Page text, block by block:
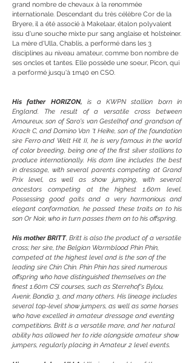
grand nombre de chevaux à la renommée
internationale. Descendant du très célèbre Cor de la
Bryere, il a été associé à Makelaar, étalon polyvalent
issu d'une souche mixte pur sang anglaise et holsteiner.
La mère d'Ulla, Chablis, a performé dans les 3
disciplines au niveau amateur, comme bon nombre de
ses oncles et tantes. Elle possède une soeur, Picon, qui
a performé jusqu'à 1m40 en CSO.
His father HORIZON, is a KWPN stallion born in
England. The result of a versatile cross between
Amoureux, son of Saro's van Gestelhof and grandson of
Krack C, and Domino Van 't Heike, son of the foundation
sire Ferro and Welt Hit II, he is very famous in the world
of color breeding, being one of the first silver stallions to
produce internationally. His dam line includes the best
in dressage, with several parents competing at Grand
Prix level, as well as show jumping, with several
ancestors competing at the highest 1.60m level.
Possessing good gaits and a very harmonious and
elegant conformation, he passed these traits on to his
son Or Noir, who in turn passes them on to his offspring.
His mother BRITT, Britt is also the product of a versatile
cross; her sire, the Belgian Warmblood Phin Phin,
competed at the highest level and is the son of the
leading sire Chin Chin. Phin Phin has sired numerous
offspring who have distinguished themselves on the
finest 1.60m CSI courses, such as Sterrehof's Bylou,
Avenir, Bondia 3, and many others. His lineage includes
several top-level show jumpers, as well as some horses
who have excelled in amateur dressage and eventing
competitions. Britt is a versatile mare, and her natural
ability has allowed her to ride alongside amateur show
jumpers, regularly placing in Amateur 2 level events.